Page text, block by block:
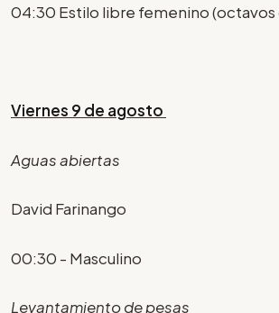
04:30 Estilo libre femenino (octavos
Viernes 9 de agosto
Aguas abiertas
David Farinango
00:30 - Masculino
Levantamiento de pesas